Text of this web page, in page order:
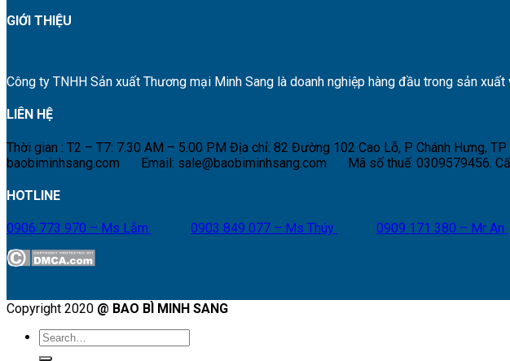
GIỚI THIỆU
Công ty TNHH Sản xuất Thương mại Minh Sang là doanh nghiệp hàng đầu trong sản xuất
LIÊN HỆ
Thời gian : T2 – T7: 7.30 AM – 5.00 PM Địa chỉ: 82 Đường 102 Cao Lỗ, P Chánh Hưng, TP
baobiminhsang.com
Email: sale@baobiminhsang.com Mã số thuế: 0309579456.
HOTLINE
0906 773 970 – Ms Lắm 0903 849 077 – Ms Thúy 0909 171 380 – Mr An
Copyright 2020 @ BAO BÌ MINH SANG
Search